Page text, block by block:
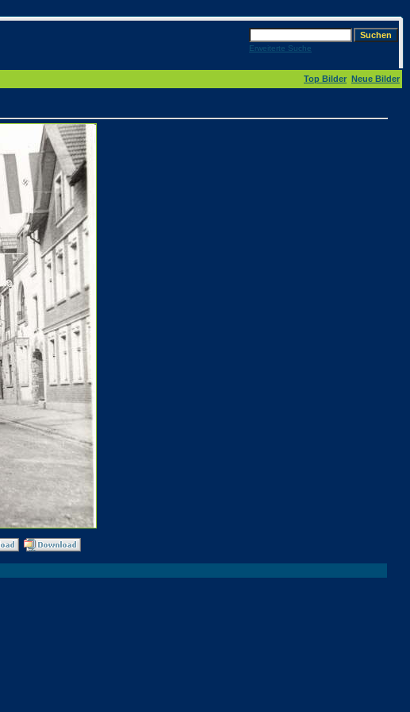
Erweiterte Suche
Top Bilder Neue Bilder